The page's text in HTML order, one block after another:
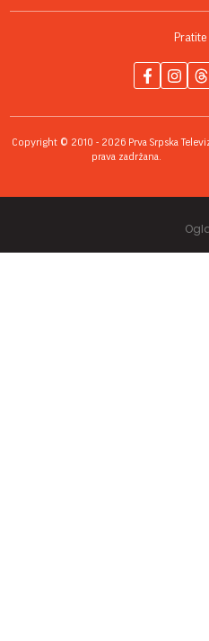
Copyright © 2010 - 2026 Prva Srpska
prava zadržana.